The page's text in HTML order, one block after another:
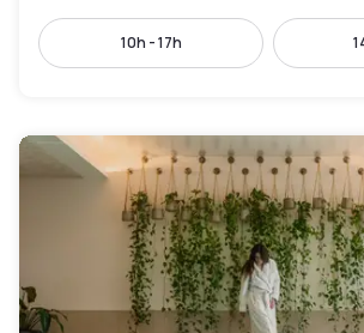
10h - 17h